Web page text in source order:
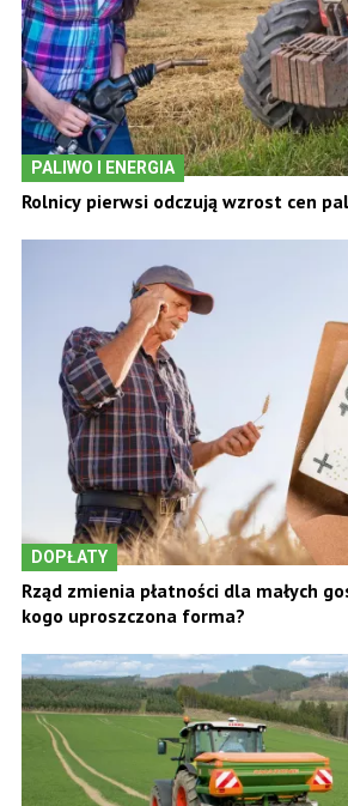
PALIWO I ENERGIA
Rolnicy pierwsi odczują wzrost cen
DOPŁATY
Rząd zmienia płatności dla małych
kogo uproszczona forma?